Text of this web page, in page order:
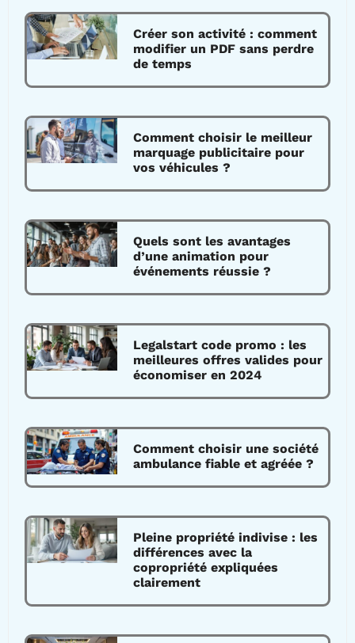
Créer son activité : comment
modifier un PDF sans perdre
de temps
Comment choisir le meilleur
marquage publicitaire pour
vos véhicules ?
Quels sont les avantages
d’une animation pour
événements réussie ?
Legalstart code promo : les
meilleures offres valides pour
économiser en 2024
Comment choisir une société
ambulance fiable et agréée ?
Pleine propriété indivise : les
différences avec la
copropriété expliquées
clairement